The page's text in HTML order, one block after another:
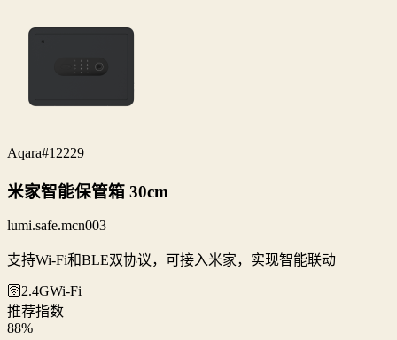
Aqara#12229
米家智能保管箱 30cm
lumi.safe.mcn003
支持Wi-Fi和BLE双协议，可接入米家，实现智能联动
🛜2.4GWi‑Fi
推荐指数
88%